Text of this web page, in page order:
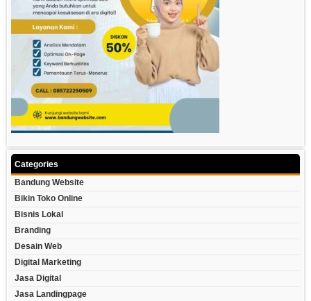
Categories
Bandung Website
Bikin Toko Online
Bisnis Lokal
Branding
Desain Web
Digital Marketing
Jasa Digital
Jasa Landingpage